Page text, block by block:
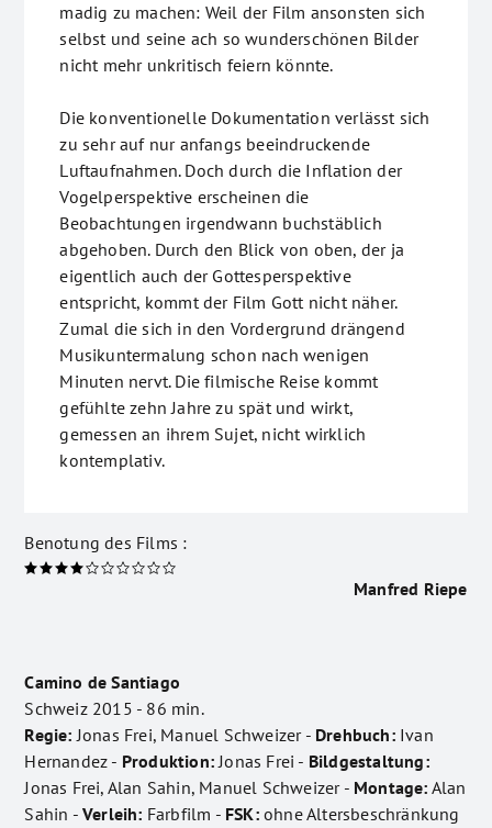
madig zu machen: Weil der Film ansonsten sich
selbst und seine ach so wunderschönen Bilder
nicht mehr unkritisch feiern könnte.
Die konventionelle Dokumentation verlässt sich
zu sehr auf nur anfangs beeindruckende
Luftaufnahmen. Doch durch die Inflation der
Vogelperspektive erscheinen die
Beobachtungen irgendwann buchstäblich
abgehoben. Durch den Blick von oben, der ja
eigentlich auch der Gottesperspektive
entspricht, kommt der Film Gott nicht näher.
Zumal die sich in den Vordergrund drängend
Musikuntermalung schon nach wenigen
Minuten nervt. Die filmische Reise kommt
gefühlte zehn Jahre zu spät und wirkt,
gemessen an ihrem Sujet, nicht wirklich
kontemplativ.
Benotung des Films :
Manfred Riepe
Camino de Santiago
Schweiz 2015 - 86 min.
Regie: Jonas Frei, Manuel Schweizer - Drehbuch:Ivan
Hernandez - Produktion:Jonas Frei - Bildgestaltung:
Jonas Frei, Alan Sahin, Manuel Schweizer - Montage: Alan
Sahin -Verleih: Farbfilm - FSK:ohne Altersbeschränkung